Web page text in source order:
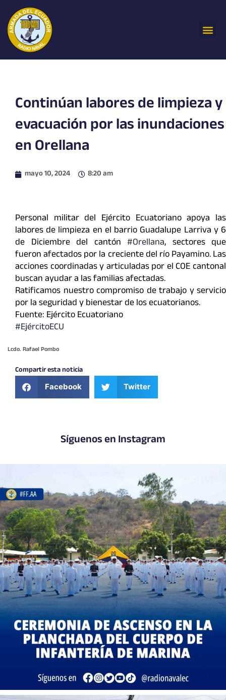
contenido
Continúan labores de limpieza y
evacuación por las inundaciones
en Orellana
mayo 10, 2024 8:20 am
Personal militar del Ejército Ecuatoriano apoya las
labores de limpieza en el barrio Guadalupe Larriva y 6
de Diciembre del cantón #Orellana, sectores que
fueron afectados por la creciente del río Payamino. Las
acciones coordinadas y articuladas por el COE cantonal
buscan ayudar a las familias afectadas.
Ratificamos nuestro compromiso de trabajo y servicio
por la seguridad y bienestar de los ecuatorianos.
Fuente: Ejército Ecuatoriano
#EjércitoECU
Lcdo. Rafael Pombo
Compartir esta noticia
Facebook Twitter
Síguenos en Instagram